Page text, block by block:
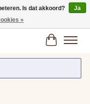
Is dat akkoord?
Ja
»